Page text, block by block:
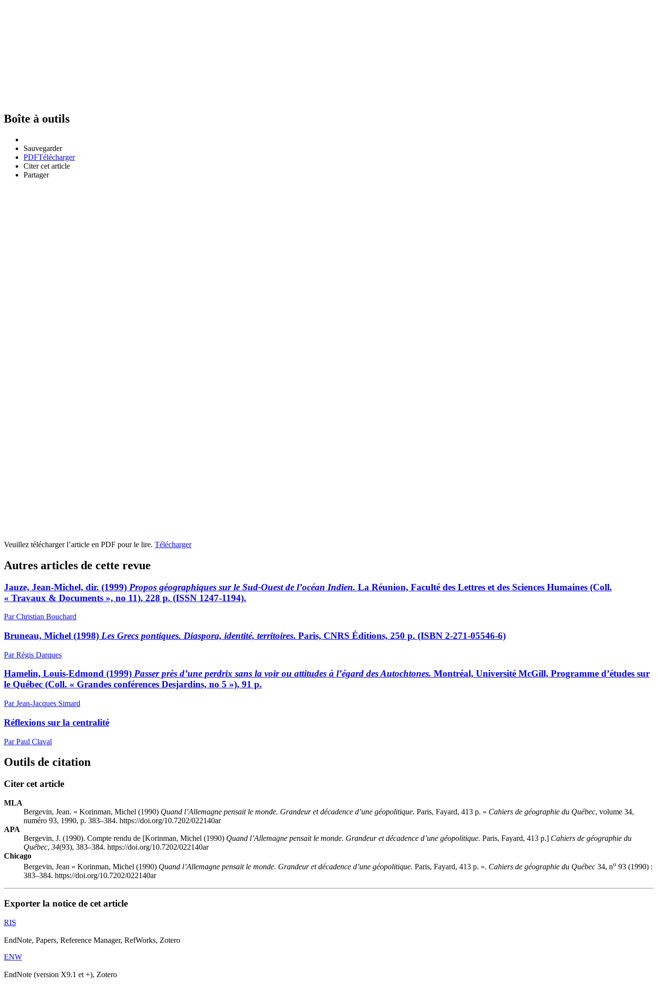
Boîte à outils
Sauvegarder
PDFTélécharger
Citer cet article
Partager
Veuillez télécharger l’article en PDF pour le lire. Télécharger
Autres articles de cette revue
Jauze, Jean-Michel, dir. (1999) Propos géographiques sur le Sud-Ouest de l’océan Indien. La Réunion, Faculté des Lettres et des Sciences Humaines (Coll.
« Travaux & Documents », no 11), 228 p. (ISSN 1247-1194).
Par Christian Bouchard
Bruneau, Michel (1998) Les Grecs pontiques. Diaspora, identité, territoires. Paris, CNRS Éditions, 250 p. (ISBN 2-271-05546-6)
Par Régis Darques
Hamelin, Louis-Edmond (1999) Passer près d’une perdrix sans la voir ou attitudes à l’égard des Autochtones. Montréal, Université McGill, Programme d’études sur
le Québec (Coll. « Grandes conférences Desjardins, no 5 »), 91 p.
Par Jean-Jacques Simard
Réflexions sur la centralité
Par Paul Claval
Outils de citation
Citer cet article
MLA
Bergevin, Jean. « Korinman, Michel (1990) Quand l’Allemagne pensait le monde. Grandeur et décadence d’une géopolitique. Paris, Fayard, 413 p. » Cahiers de géographie du Québec, volume 34,
numéro 93, 1990, p. 383–384. https://doi.org/10.7202/022140ar
APA
Bergevin, J. (1990). Compte rendu de [Korinman, Michel (1990) Quand l’Allemagne pensait le monde. Grandeur et décadence d’une géopolitique. Paris, Fayard, 413 p.] Cahiers de géographie du
Québec, 34(93), 383–384. https://doi.org/10.7202/022140ar
Chicago
Bergevin, Jean « Korinman, Michel (1990) Quand l’Allemagne pensait le monde. Grandeur et décadence d’une géopolitique. Paris, Fayard, 413 p. ». Cahiers de géographie du Québec 34, no 93 (1990) :
383–384. https://doi.org/10.7202/022140ar
Exporter la notice de cet article
RIS
EndNote, Papers, Reference Manager, RefWorks, Zotero
ENW
EndNote (version X9.1 et +), Zotero